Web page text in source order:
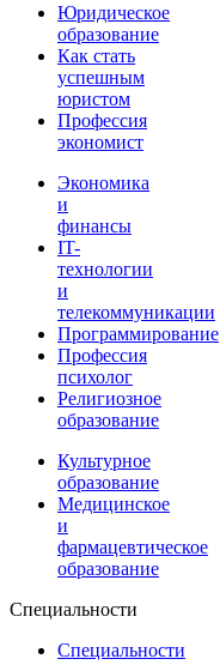
Юридическое
образование
Как стать
успешным
юристом
Профессия
экономист
Экономика
и
финансы
IT-
технологии
и
телекоммуникации
Программирование
Профессия
психолог
Религиозное
образование
Культурное
образование
Медицинское
и
фармацевтическое
образование
Специальности
Специальности